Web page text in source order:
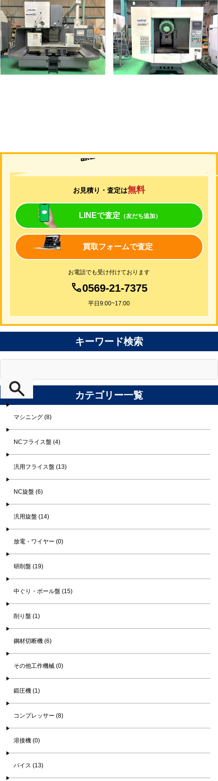
#5立マシニング
メーカー オークマ
形 式MILLAC-561V
年 式2006
タッピングセンター
メーカー ブラザー
形 式 TC-S2C-O
年 2007
買取について
お見積り・査定は無料
LINEで査定 （友だち追加）
買取フォームで査定
お電話でも受け付けております
0569-21-7375
平日9:00~17:00
キーワード検索
カテゴリー一覧
マシニング (8)
NCフライス盤 (4)
汎用フライス盤 (13)
NC旋盤 (6)
汎用旋盤 (14)
放電・ワイヤー (0)
研削盤 (19)
中ぐり・ボール盤 (15)
削り盤 (1)
鋼材切断機 (6)
その他工作機械 (0)
鍛圧機 (1)
コンプレッサー (8)
溶接機 (0)
バイス (13)